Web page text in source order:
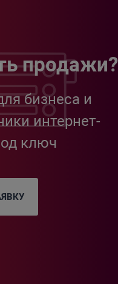
продажи?
бизнеса и
интернет-
ключ